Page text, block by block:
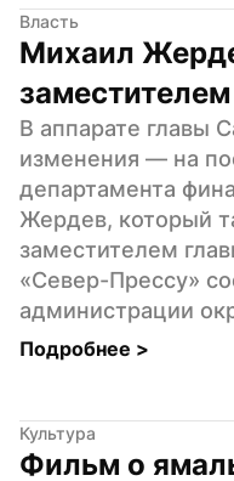
Власть
Михаил
В аппарате главы
изменения — на
департамента
Жердев, который
заместителем
«Север-Прессу»
администрации
Подробнее >
Культура
Фильм о